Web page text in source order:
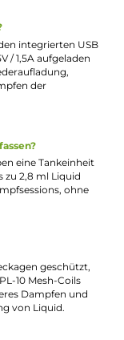
im Entenschnabel-
RDL durch
und 1.0 Ohm (10-13
3 Dichtungsringen
0.6 Ohm
1.0 Ohm